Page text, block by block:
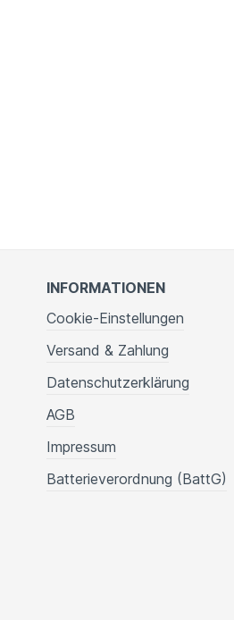
INFORMATIONEN
Cookie-Einstellungen
Versand & Zahlung
Datenschutzerklärung
AGB
Impressum
Batterieverordnung (BattG)